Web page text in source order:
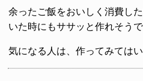
余ったご飯をおいしく消費し
いた時にもササッと作れそうで
気になる人は、作ってみてはい